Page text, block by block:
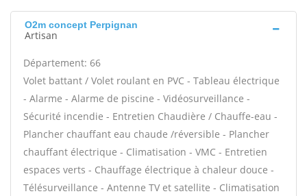
O2m concept Perpignan
Artisan
Département: 66
Volet battant / Volet roulant en PVC - Tableau électrique
- Alarme - Alarme de piscine - Vidéosurveillance -
Sécurité incendie - Entretien Chaudière / Chauffe-eau -
Plancher chauffant eau chaude /réversible - Plancher
chauffant électrique - Climatisation - VMC - Entretien
espaces verts - Chauffage électrique à chaleur douce -
Télésurveillance - Antenne TV et satellite - Climatisation